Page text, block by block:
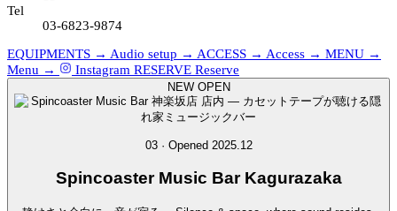
Tel
03-6823-9874
EQUIPMENTS → Audio setup → ACCESS → Access → MENU →
Menu →
Instagram RESERVE Reserve
NEW OPEN
03 · Opened 2025.12
SpincoasterMusic Bar Kagurazaka